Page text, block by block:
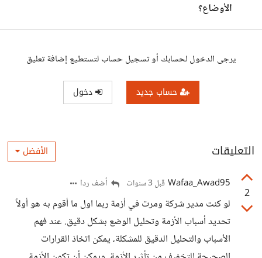
الأوضاع؟
يرجى الدخول لحسابك أو تسجيل حساب لتستطيع إضافة تعليق
حساب جديد دخول
التعليقات الأفضل
2
Wafaa_Awad95 قبل 3 سنوات أضف ردا
لو كنت مدير شركة ومرت في أزمة ربما اول ما أقوم به هو أولاً
تحديد أسباب الأزمة وتحليل الوضع بشكل دقيق. عند فهم
الأسباب والتحليل الدقيق للمشكلة، يمكن اتخاذ القرارات